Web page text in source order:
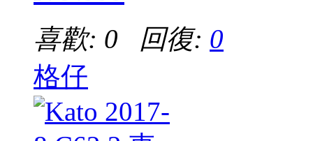
喜歡: 0 回復: 0
格仔